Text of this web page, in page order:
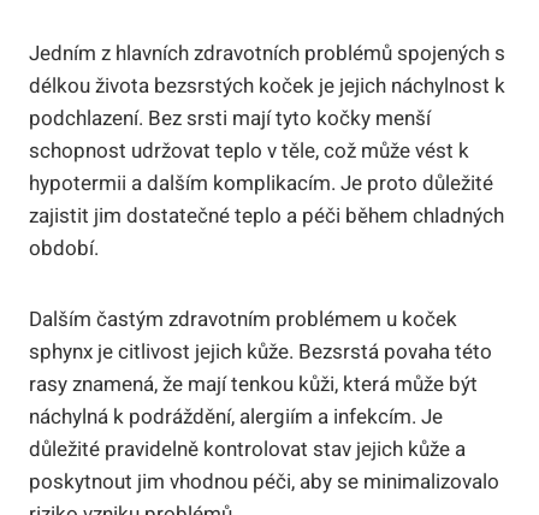
Jedním z hlavních zdravotních problémů spojených s
délkou života bezsrstých koček je jejich náchylnost k
podchlazení. Bez srsti mají tyto kočky menší
schopnost udržovat teplo v těle, což může vést k
hypotermii a dalším komplikacím. Je proto důležité
zajistit jim dostatečné teplo a péči během chladných
období.
Dalším častým zdravotním problémem u koček
sphynx je citlivost jejich kůže. Bezsrstá povaha této
rasy znamená, že mají tenkou kůži, která může být
náchylná k podráždění, alergiím a infekcím. Je
důležité pravidelně kontrolovat stav jejich kůže a
poskytnout jim vhodnou péči, aby se minimalizovalo